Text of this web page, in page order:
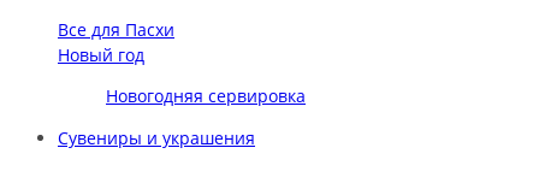
Все для Пасхи
Новый год
Новогодняя сервировка
Сувениры и украшения